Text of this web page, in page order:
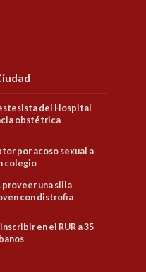
del Hospital
obstétrica
por acoso sexual a
colegio
proveer una silla
con distrofia
en el RUR a 35